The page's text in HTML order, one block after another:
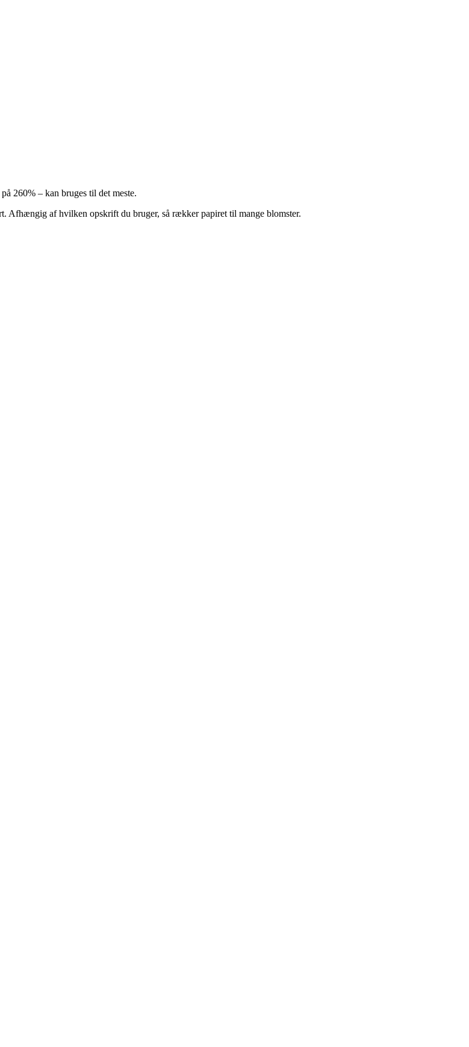
260% – kan bruges til det meste.
Afhængig af hvilken opskrift du bruger, så rækker papiret til mange blomster.